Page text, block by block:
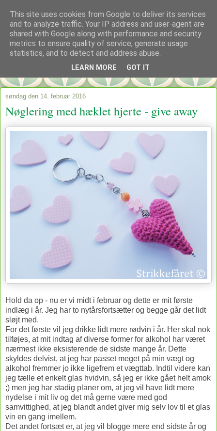
søndag den 14. februar 2016
Nøglering med hæklet hjerte - give away
Hold da op - nu er vi midt i februar og dette er mit første
indlæg i år. Jeg har to nytårsfortsætter og begge går det lidt
sløjt med.
For det første vil jeg drikke lidt mere rødvin i år. Her skal nok
tilføjes, at mit indtag af diverse former for alkohol har været
nærmest ikke eksisterende de sidste mange år. Dette
skyldes delvist, at jeg har passet meget på min vægt og
alkohol fremmer jo ikke ligefrem et vægttab. Indtil videre kan
jeg tælle et enkelt glas hvidvin, så jeg er ikke gået helt amok
;) men jeg har stadig planer om, at jeg vil have lidt mere
nydelse i mit liv og det må gerne være med god
samvittighed, at jeg blandt andet giver mig selv lov til et glas
vin en gang imellem.
Det andet fortsæt er, at jeg vil blogge mere end sidste år og
This site uses cookies from Google to deliver its services
and to analyze traffic. Your IP address and user-agent are
shared with Google along with performance and security
metrics to ensure quality of service, generate usage
statistics, and to detect and address abuse.
LEARN MORE GOT IT